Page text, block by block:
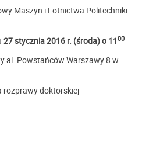
Maszyn i Lotnictwa Politechniki
27 stycznia 2016 r. (środa) o 1100
al. Powstańców Warszawy 8 w
rozprawy doktorskiej